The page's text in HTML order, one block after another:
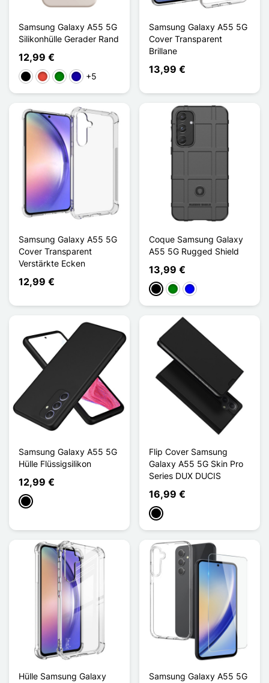
Samsung Galaxy A55 5G
Silikonhülle Gerader Rand
12,99 €
Schwarz
Rot GrünDunkelblau
+5
Samsung Galaxy A55 5G
Cover Transparent
Brillane
13,99 €
Samsung Galaxy A55 5G
Cover Transparent
Verstärkte Ecken
12,99 €
Coque Samsung Galaxy
A55 5G Rugged Shield
13,99 €
Schwarz
GrünBlau
Samsung Galaxy A55 5G
Hülle Flüssigsilikon
12,99 €
Schwarz
Flip Cover Samsung
Galaxy A55 5G Skin Pro
Series DUX DUCIS
16,99 €
Schwarz
Hülle Samsung Galaxy
Samsung Galaxy A55 5G